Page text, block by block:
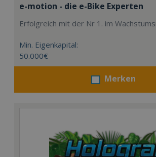
e-motion - die e-Bike Experten
Erfolgreich mit der Nr 1. im
Min. Eigenkapital:
50.000€
Merken